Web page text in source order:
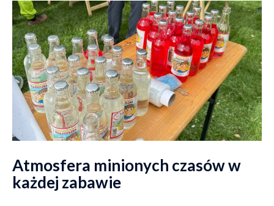
Atmosfera minionych czasów w
każdej zabawie